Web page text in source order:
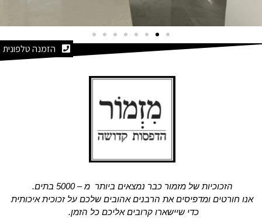
הזכוכיות של מזמור כבר נמצאים ביותר מ – 5000 בתים.
אנו חורטים ומדפיסים את הרבנים אהובים שלכם על זכוכית איכותית
כדי שיישארו קרובים אליכם כל הזמן.
הזמנה טלפונית